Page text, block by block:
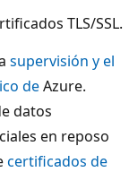
TLS/SSL.
supervisión y el
deAzure.
datos
en reposo
certificados de